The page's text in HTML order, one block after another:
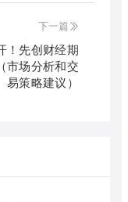
下一篇
！先创财经期
市场分析和交
易策略建议）